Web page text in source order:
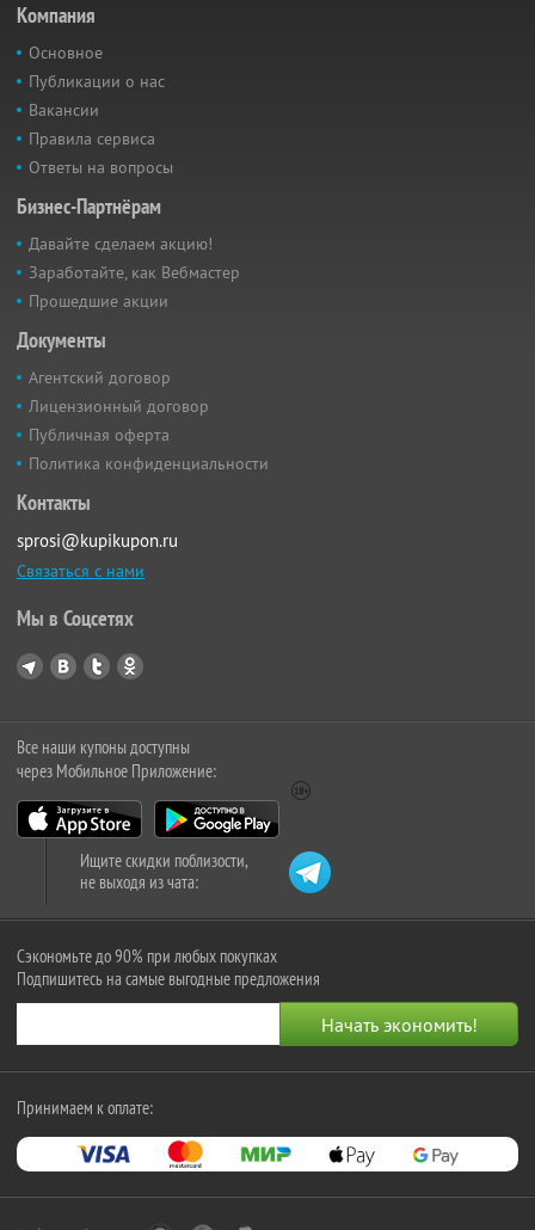
Компания
Основное
Публикации о нас
Вакансии
Правила сервиса
Ответы на вопросы
Бизнес-Партнёрам
Давайте сделаем акцию!
Заработайте, как Вебмастер
Прошедшие акции
Документы
Агентский договор
Лицензионный договор
Публичная оферта
Политика конфиденциальности
Контакты
sprosi@kupikupon.ru
Связаться с нами
Мы в Соцсетях
Все наши купоны доступны
через Мобильное Приложение:
Ищите скидки поблизости,
не выходя из чата:
Сэкономьте до 90% при любых покупках
Подпишитесь на самые выгодные предложения
Принимаем к оплате: